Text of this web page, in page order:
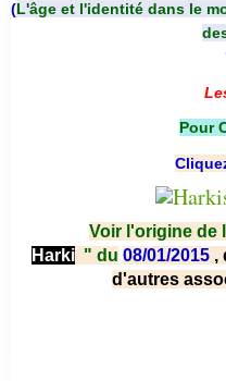
(L'âge et l'identité dans le
Pour
Voir l'origine de
Harki " du 08/01/2015 ,
d'autres